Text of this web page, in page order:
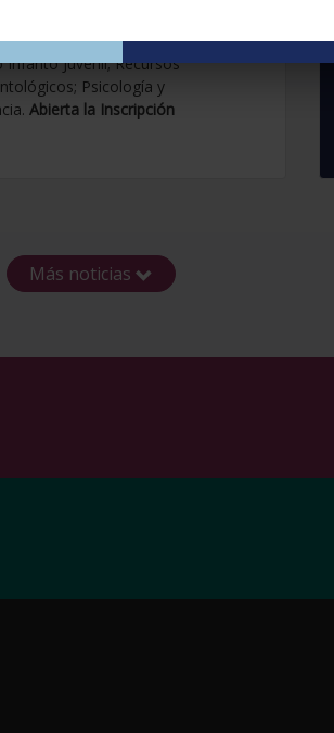
Problemáticas en el
Juvenil; Recursos
Psicología y
Abierta la Inscripción
Más noticias